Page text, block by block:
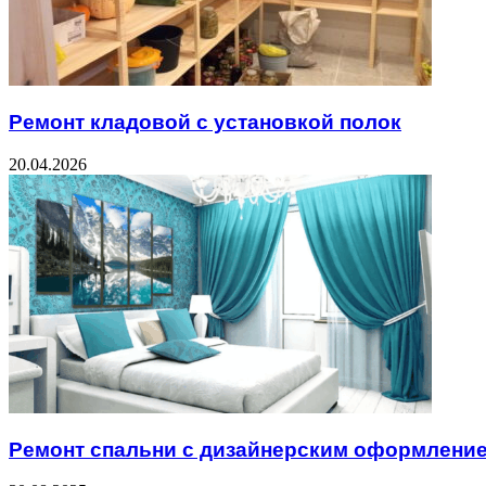
Ремонт кладовой с установкой полок
20.04.2026
Ремонт спальни с дизайнерским